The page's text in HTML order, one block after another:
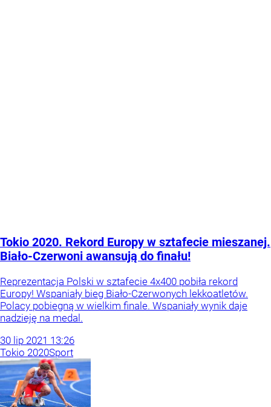
Tokio 2020. Rekord Europy w sztafecie mieszanej.
Biało-Czerwoni awansują do finału!
Reprezentacja Polski w sztafecie 4x400 pobiła rekord
Europy! Wspaniały bieg Biało-Czerwonych lekkoatletów.
Polacy pobiegną w wielkim finale. Wspaniały wynik daje
nadzieję na medal.
30 lip 2021 13:26
Tokio 2020Sport